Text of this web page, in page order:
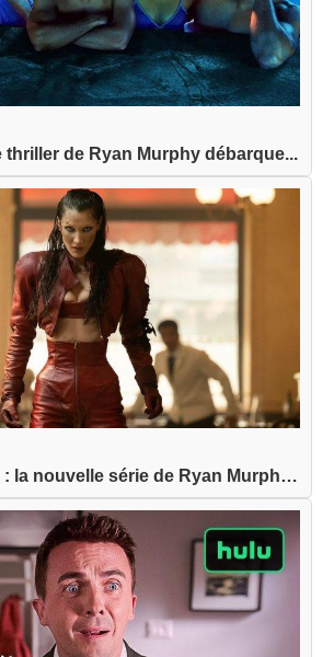
thriller de Ryan Murphy débarque...
FX The Beauty : la nouvelle série de Ryan Murphy...